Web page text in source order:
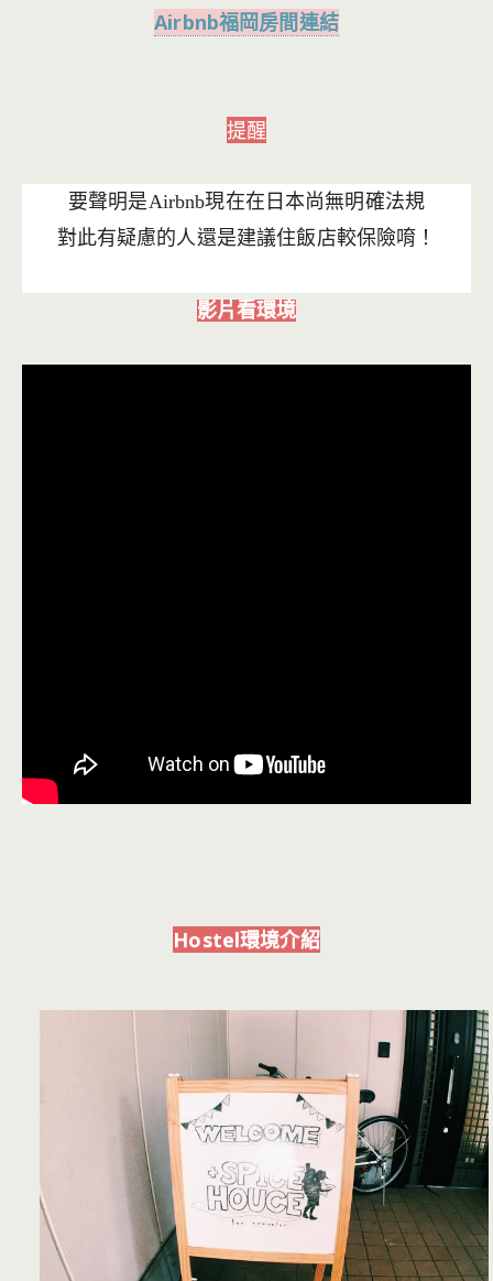
Airbnb福岡房間連結
提醒
要聲明是Airbnb現在在日本尚無明確法規
對此有疑慮的人還是建議住飯店較保險唷！
影片看環境
Hostel環境介紹